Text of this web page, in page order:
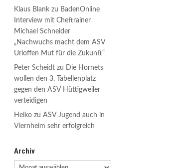
Klaus Blank zu BadenOnline
Interview mit Cheftrainer
Michael Schneider
„Nachwuchs macht dem ASV
Urloffen Mut für die Zukunft“
Peter Scheidt zu Die Hornets
wollen den 3. Tabellenplatz
gegen den ASV Hüttigweiler
verteidigen
Heiko zuASV Jugend auch in
Viernheim sehr erfolgreich
Archiv
Archiv